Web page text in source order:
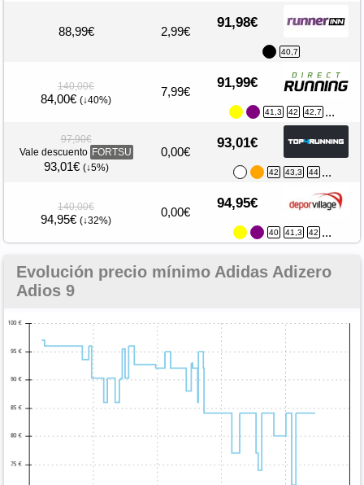
88,99€ 2,99€
91,98€
40,7
140,00€
84,00€ (↓40%)
7,99€
91,99€
41,3 42 42,7 ...
97,90€
Vale descuento FORTSU
93,01€ (↓5%)
0,00€
93,01€
42 43,3 44 ...
140,00€
94,95€ (↓32%)
0,00€
94,95€
40 41,3 42 ...
Evolución precio mínimo Adidas Adizero
Adios 9